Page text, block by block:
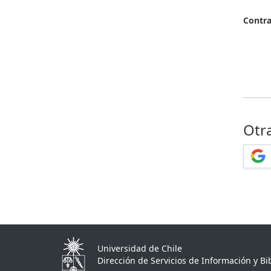
Universidad de Chile
Dirección de Servicios de Información y